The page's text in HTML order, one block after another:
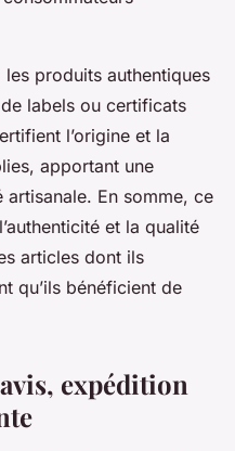
produits authentiques
labels ou certificats
l’origine et la
apportant une
En somme, ce
et la qualité
articles dont ils
qu’ils bénéficient de
expédition